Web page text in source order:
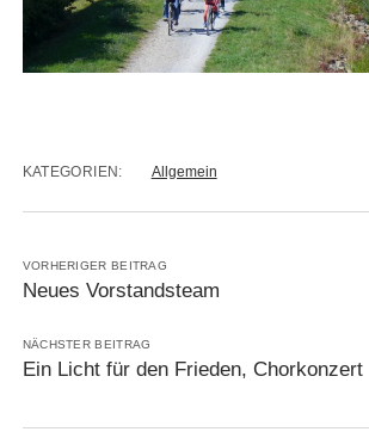
KATEGORIEN: Allgemein
VORHERIGER BEITRAG
Neues Vorstandsteam
NÄCHSTER BEITRAG
Ein Licht für den Frieden, Chorkonzert